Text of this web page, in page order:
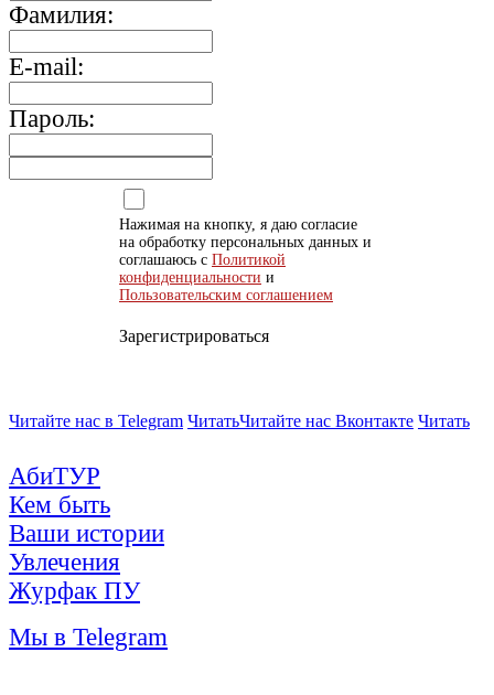
Фамилия:
E-mail:
Пароль:
Нажимая на кнопку, я даю согласие
на обработку персональных данных и
соглашаюсь с Политикой
конфиденциальности и
Пользовательским соглашением
Зарегистрироваться
Читайте нас в Telegram ЧитатьЧитайте нас Вконтакте Читать
АбиТУР
Кем быть
Ваши истории
Увлечения
Журфак ПУ
Мы в Telegram